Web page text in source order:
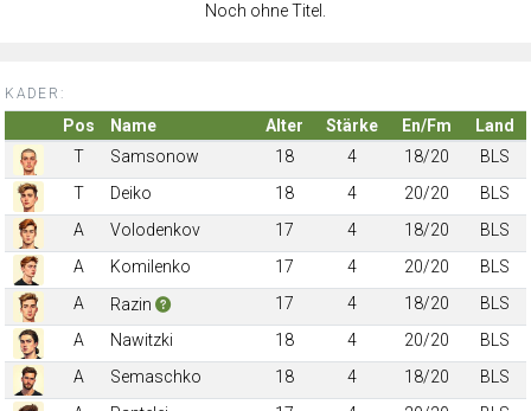
Noch ohne Titel.
KADER:
Pos Name Alter Stärke En/Fm
Land
T
Samsonow 18 4 18/20
BLS
T
Deiko 18 4 20/20
BLS
A
Volodenkov 17 4 18/20
BLS
A
Komilenko 17 4 20/20
BLS
A
Razin 17 4 18/20
BLS
A
Nawitzki 18 4 20/20
BLS
A
Semaschko 18 4 18/20
BLS